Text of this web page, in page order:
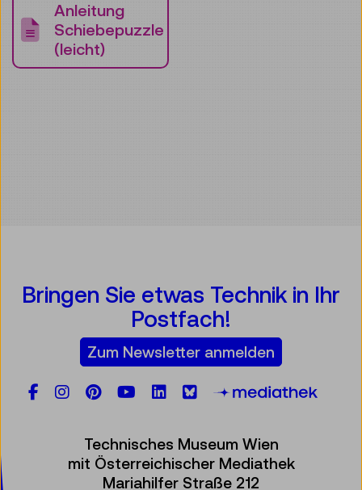
Anleitung
Schiebepuzzle
(leicht)
Bringen Sie etwas Technik in Ihr
Postfach!
Zum Newsletter anmelden
Facebook
Instagram
Pinterest
YouTube
LinkedIn
Bluesky
Technisches Museum Wien
mit Österreichischer Mediathek
Mariahilfer Straße 212